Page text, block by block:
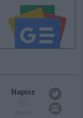
Napisz